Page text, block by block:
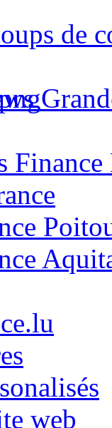
de
Finance
web